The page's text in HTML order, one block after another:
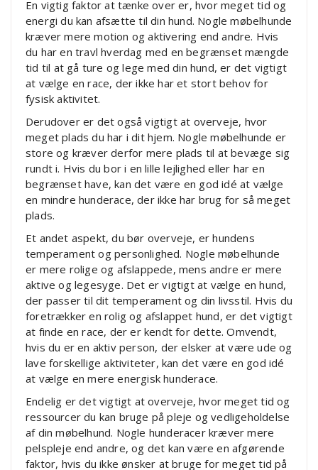
En vigtig faktor at tænke over er, hvor meget tid og
energi du kan afsætte til din hund. Nogle møbelhunde
kræver mere motion og aktivering end andre. Hvis
du har en travl hverdag med en begrænset mængde
tid til at gå ture og lege med din hund, er det vigtigt
at vælge en race, der ikke har et stort behov for
fysisk aktivitet.
Derudover er det også vigtigt at overveje, hvor
meget plads du har i dit hjem. Nogle møbelhunde er
store og kræver derfor mere plads til at bevæge sig
rundt i. Hvis du bor i en lille lejlighed eller har en
begrænset have, kan det være en god idé at vælge
en mindre hunderace, der ikke har brug for så meget
plads.
Et andet aspekt, du bør overveje, er hundens
temperament og personlighed. Nogle møbelhunde
er mere rolige og afslappede, mens andre er mere
aktive og legesyge. Det er vigtigt at vælge en hund,
der passer til dit temperament og din livsstil. Hvis du
foretrækker en rolig og afslappet hund, er det vigtigt
at finde en race, der er kendt for dette. Omvendt,
hvis du er en aktiv person, der elsker at være ude og
lave forskellige aktiviteter, kan det være en god idé
at vælge en mere energisk hunderace.
Endelig er det vigtigt at overveje, hvor meget tid og
ressourcer du kan bruge på pleje og vedligeholdelse
af din møbelhund. Nogle hunderacer kræver mere
pelspleje end andre, og det kan være en afgørende
faktor, hvis du ikke ønsker at bruge for meget tid på